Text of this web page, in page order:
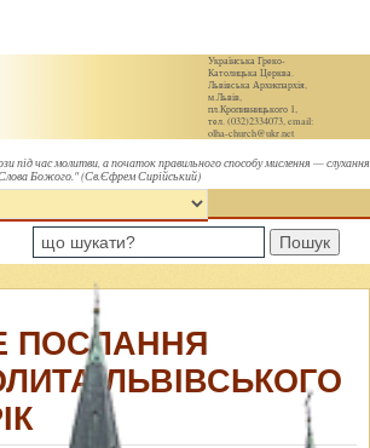
Українська Греко-
Католицька Церква.
Львівська Архиєпархія,
м.Львів,
пл.Кропивницького 1,
тел. (032)2334073, email:
olha-church@ukr.net
час молитви, а початок правильного способу мислення — слухання
Божого." (Св.Єфрем Сирійський)
Пошук
ПОСЛАННЯ
ЛЬВІВСЬКОГО